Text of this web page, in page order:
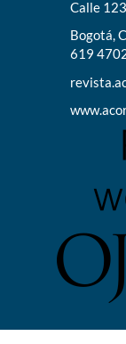
Calle
Bogotá,
619